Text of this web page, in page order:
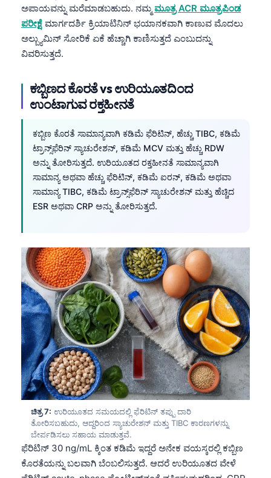
ಅಪಾಯವನ್ನು ಮರೆಮಾಡಬಹುದು. ನಮ್ಮಮೂತ್ರ ACR ಮೂತ್ರಪಿಂಡ
ಪರೀಕ್ಷೆ ಮಾರ್ಗದರ್ಶಿ ಕ್ರಿಯಾಟಿನಿನ್ ಭಯಾನಕವಾಗಿ ಕಾಣುವ ಮೊದಲು
ಅಲ್ಬ್ಯುಮಿನ್ ಸೋರಿಕೆ ಏಕೆ ಹೆಚ್ಚಾಗಿ ಕಾಣಿಸುತ್ತದೆ ಎಂಬುದನ್ನು
ವಿವರಿಸುತ್ತದೆ.
ಕಬ್ಬಿಣದ ಕೊರತೆ vs ಉರಿಯೂತದಿಂದ
ಉಂಟಾಗುವ ರಕ್ತಹೀನತೆ
ಕಬ್ಬಿಣ ಕೊರತೆ ಸಾಮಾನ್ಯವಾಗಿ ಕಡಿಮೆ ಫೆರಿಟಿನ್, ಹೆಚ್ಚು TIBC, ಕಡಿಮೆ
ಟ್ರಾನ್ಸ್‌ಫೆರಿನ್ ಸ್ಯಾಚುರೇಶನ್, ಕಡಿಮೆ MCV ಮತ್ತು ಹೆಚ್ಚು RDW
ಅನ್ನು ತೋರಿಸುತ್ತದೆ. ಉರಿಯೂತದ ರಕ್ತಹೀನತೆ ಸಾಮಾನ್ಯವಾಗಿ
ಸಾಮಾನ್ಯ ಅಥವಾ ಹೆಚ್ಚು ಫೆರಿಟಿನ್, ಕಡಿಮೆ ಐರನ್, ಕಡಿಮೆ ಅಥವಾ
ಸಾಮಾನ್ಯ TIBC, ಕಡಿಮೆ ಟ್ರಾನ್ಸ್‌ಫೆರಿನ್ ಸ್ಯಾಚುರೇಶನ್ ಮತ್ತು ಹೆಚ್ಚಿದ
ESR ಅಥವಾ CRP ಅನ್ನು ತೋರಿಸುತ್ತದೆ.
ಚಿತ್ರ 7: ಉರಿಯೂತದ ಸಮಯದಲ್ಲಿ ಫೆರಿಟಿನ್ ತಪ್ಪು ದಾರಿ
ತೋರಿಸಬಹುದು, ಆದ್ದರಿಂದ ಸ್ಯಾಚುರೇಶನ್ ಮತ್ತು TIBC ಕಾರಣಗಳನ್ನು
ಬೇರ್ಪಡಿಸಲು ಸಹಾಯ ಮಾಡುತ್ತವೆ.
ಫೆರಿಟಿನ್ 30 ng/mL ಕ್ಕಿಂತ ಕಡಿಮೆ ಇದ್ದರೆ ಅನೇಕ ವಯಸ್ಕರಲ್ಲಿ ಕಬ್ಬಿಣ
ಕೊರತೆಯನ್ನು ಬಲವಾಗಿ ಬೆಂಬಲಿಸುತ್ತದೆ. ಆದರೆ ಉರಿಯೂತದ ವೇಳೆ
ไทย
ဗမာစာ
ភាសាខ្មែរ
Kiswahili
አማርኛ
Українська
O‘zbekcha
Català
Қазақ тілі
Suomi
Hrvatski
Slovenčina
پښتو
سنڌي
සිංහල
অসমীয়া
Galego
Latviešu valoda
Македонски јазик
Gàidhlig
Occitan
العربية المغربية